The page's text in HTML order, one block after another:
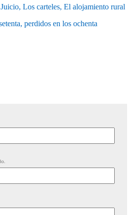
Los carteles, El alojamiento rural
perdidos en los ochenta